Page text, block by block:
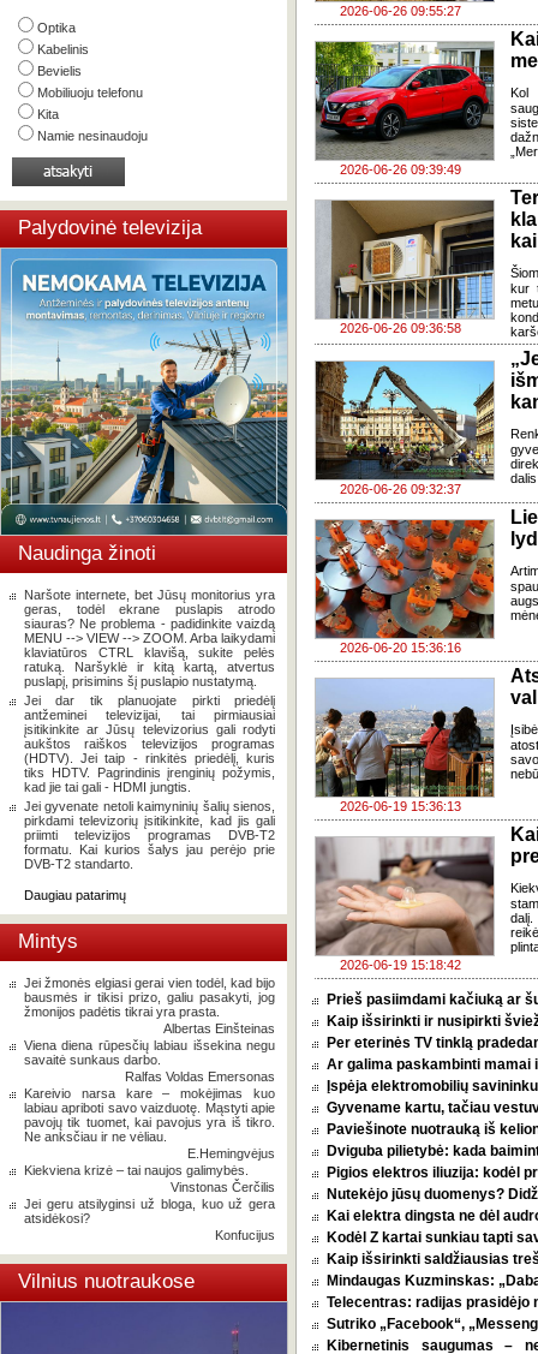
Optika
Kabelinis
Bevielis
Mobiliuoju telefonu
Kita
Namie nesinaudoju
Palydovinė televizija
Naudinga žinoti
Naršote internete, bet Jūsų monitorius yra
geras, todėl ekrane puslapis atrodo
siauras? Ne problema - padidinkite vaizdą
MENU --> VIEW --> ZOOM. Arba laikydami
klaviatūros CTRL klavišą, sukite pelės
ratuką. Naršyklė ir kitą kartą, atvertus
puslapį, prisimins šį puslapio nustatymą.
Jei dar tik planuojate pirkti priedėlį
antžeminei televizijai, tai pirmiausiai
įsitikinkite ar Jūsų televizorius gali rodyti
aukštos raiškos televizijos programas
(HDTV). Jei taip - rinkitės priedėlį, kuris
tiks HDTV. Pagrindinis įrenginių požymis,
kad jie tai gali - HDMI jungtis.
Jei gyvenate netoli kaimyninių šalių sienos,
pirkdami televizorių įsitikinkite, kad jis gali
priimti televizijos programas DVB-T2
formatu. Kai kurios šalys jau perėjo prie
DVB-T2 standarto.
Daugiau patarimų
Mintys
Jei žmonės elgiasi gerai vien todėl, kad bijo
bausmės ir tikisi prizo, galiu pasakyti, jog
žmonijos padėtis tikrai yra prasta.
Albertas Einšteinas
Viena diena rūpesčių labiau išsekina negu
savaitė sunkaus darbo.
Ralfas Voldas Emersonas
Kareivio narsa kare – mokėjimas kuo
labiau apriboti savo vaizduotę. Mąstyti apie
pavojų tik tuomet, kai pavojus yra iš tikro.
Ne anksčiau ir ne vėliau.
E.Hemingvėjus
Kiekviena krizė – tai naujos galimybės.
Vinstonas Čerčilis
Jei geru atsilyginsi už bloga, kuo už gera
atsidėkosi?
Konfucijus
Vilnius nuotraukose
2026-06-26 09:55:27
2026-06-26 09:39:49
Kol
2026-06-26 09:36:58
kur
2026-06-26 09:32:37
2026-06-20 15:36:16
2026-06-19 15:36:13
2026-06-19 15:18:42
dalį.
Prieš pasiimdami kačiuką ar
Kaip išsirinkti ir nusipirkti
Per eterinės TV tinklą
Ar galima paskambinti mamai
Įspėja elektromobilių
Gyvename kartu, tačiau
Paviešinote nuotrauką iš
Dviguba pilietybė: kada
Pigios elektros iliuzija: kodėl
Nutekėjo jūsų duomenys?
Kai elektra dingsta ne dėl
Kodėl Z kartai sunkiau tapti
Kaip išsirinkti saldžiausias
Mindaugas Kuzminskas:
Telecentras: radijas prasidėjo
Sutriko „Facebook“,
Kibernetinis saugumas –